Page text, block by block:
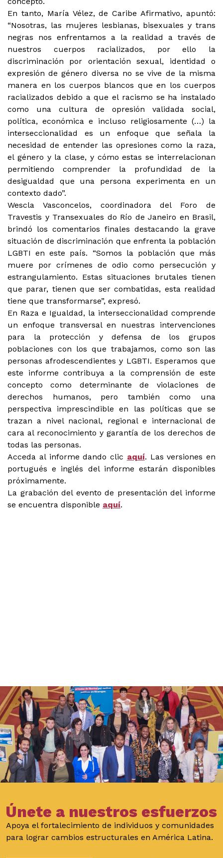
En tanto, María Vélez, de Caribe Afirmativo, apuntó:
“Nosotras, las mujeres lesbianas, bisexuales y trans
negras nos enfrentamos a la realidad a través de
nuestros cuerpos racializados, por ello la
discriminación por orientación sexual, identidad o
expresión de género diversa no se vive de la misma
manera en los cuerpos blancos que en los cuerpos
racializados debido a que el racismo se ha instalado
como una cultura de opresión validada social,
política, económica e incluso religiosamente (…) la
interseccionalidad es un enfoque que señala la
necesidad de entender las opresiones como la raza,
el género y la clase, y cómo estas se interrelacionan
permitiendo comprender la profundidad de la
desigualdad que una persona experimenta en un
contexto dado”.
Wescla Vasconcelos, coordinadora del Foro de
Travestis y Transexuales do Río de Janeiro en Brasil,
brindó los comentarios finales destacando la grave
situación de discriminación que enfrenta la población
LGBTI en este país. “Somos la población que más
muere por crímenes de odio como persecución y
estrangulamiento. Estas situaciones brutales tienen
que parar, tienen que ser combatidas, esta realidad
tiene que transformarse”, expresó.
En Raza e Igualdad, la interseccionalidad comprende
un enfoque transversal en nuestras intervenciones
para la protección y defensa de los grupos
poblaciones con los que trabajamos, como son las
personas afrodescendientes y LGBTI. Esperamos que
este informe contribuya a la comprensión de este
concepto como determinante de violaciones de
derechos humanos, pero también como una
perspectiva imprescindible en las políticas que se
trazan a nivel nacional, regional e internacional de
cara al reconocimiento y garantía de los derechos de
todas las personas.
Acceda al informe dando clic aquí. Las versiones en
portugués e inglés del informe estarán disponibles
próximamente.
La grabación del evento de presentación del informe
se encuentra disponible aquí.
Únete a nuestros esfuerzos
Apoya el fortalecimiento de individuos y comunidades
para lograr cambios estructurales en América Latina.